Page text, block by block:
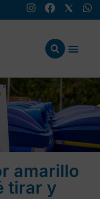
amarillo
tirar y